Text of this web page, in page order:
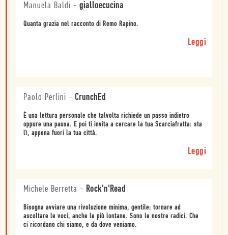
Manuela Baldi - gialloecucina
Quanta grazia nel racconto di Remo Rapino.
Leggi
Paolo Perlini - CrunchEd
È una lettura personale che talvolta richiede un passo indietro
oppure una pausa. E poi ti invita a cercare la tua Scarciafratta: sta
lì, appena fuori la tua città.
Leggi
Michele Berretta - Rock'n'Read
Bisogna avviare una rivoluzione minima, gentile: tornare ad
ascoltare le voci, anche le più lontane. Sono le nostre radici. Che
ci ricordano chi siamo, e da dove veniamo.